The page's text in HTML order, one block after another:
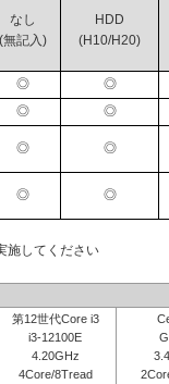
なし
(無記入)
HDD
(H10/H20)
◎ ◎
◎ ◎
◎ ◎
◎ ◎
施してください
第12世代Core i3
i3-12100E
4.20GHz
4Core/8Tread